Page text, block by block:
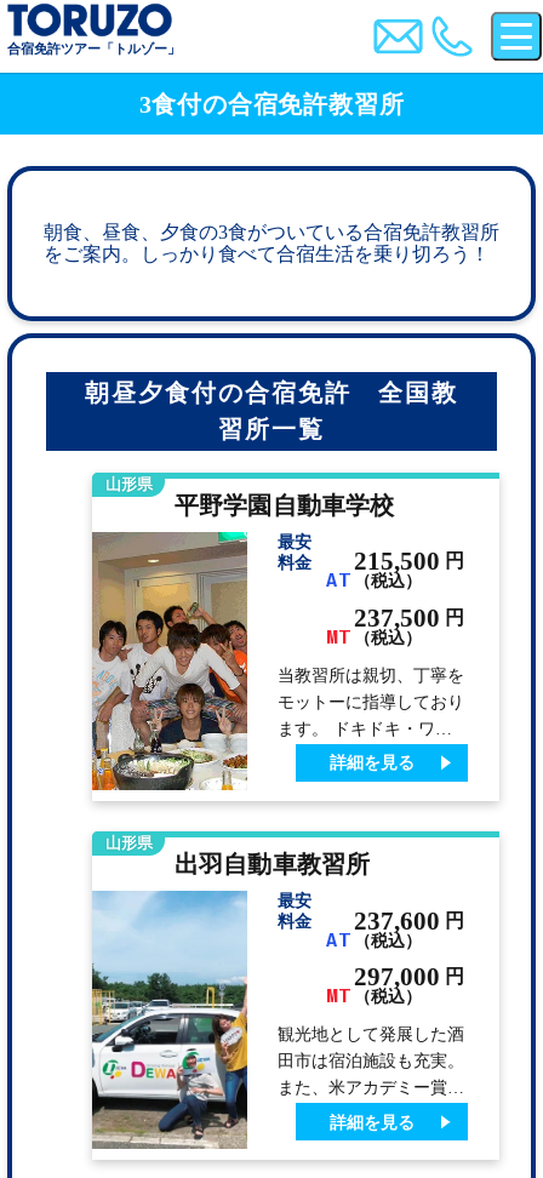
合宿免許ツアー「トルゾー」
3食付の合宿免許教習所
朝食、昼食、夕食の3食がついている合宿免許教習所
をご案内。しっかり食べて合宿生活を乗り切ろう！
朝昼夕食付の合宿免許 全国教
習所一覧
山形県
平野学園自動車学校
最安
料金
AT
215,500 円
（税込）
MT
237,500 円
（税込）
当教習所は親切、丁寧を
モットーに指導しており
ます。 ドキドキ・ワク
ワク笑顔の絶えない思い
出に残る合宿生活になる
ようスタッフ一同心より
お待ちしています。
詳細を見る
山形県
出羽自動車教習所
最安
料金
AT
237,600 円
（税込）
MT
297,000 円
（税込）
観光地として発展した酒
田市は宿泊施設も充実。
また、米アカデミー賞受
賞作品「おくりびと」の
撮影現場として様々な場
所が使用されました。
詳細を見る